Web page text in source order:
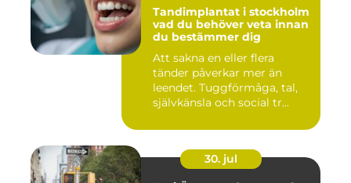
Tandimplantat i stockholm
vad du behöver veta innan
du bestämmer dig
Att sakna en eller flera
tänder påverkar mer än
leendet. Tuggförmåga, tal,
självkänsla och social tr...
30. jul